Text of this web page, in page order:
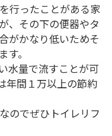
行ったことがある家
、その下の便器やタ
がかなり低いためそ
。
水量で流すことが可
年間１万以上の節約
なのでぜひトイレリフ